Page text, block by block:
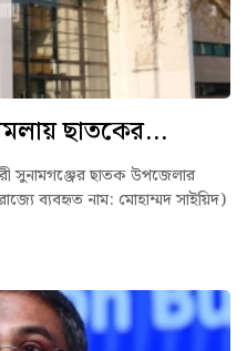
ছাতকের...
সুনামগঞ্জের ছাতক উপজেলার
ব্যবহৃত নাম: মোহাম্মদ সাইয়িদ)